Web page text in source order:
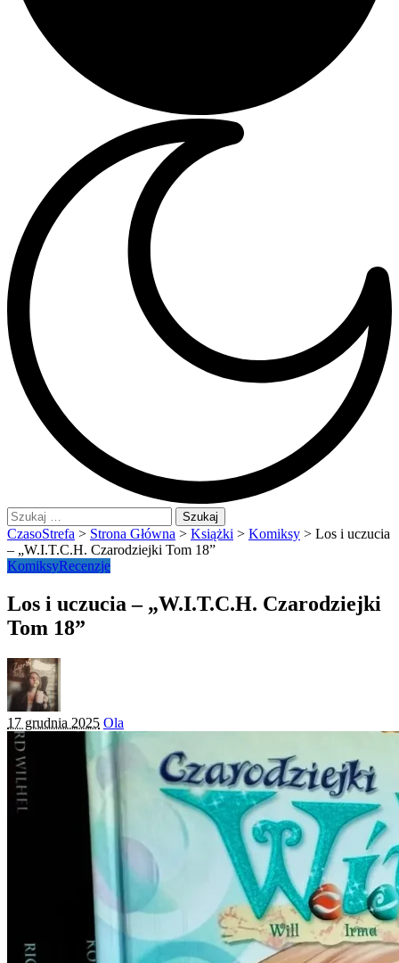
Szukaj:
CzasoStrefa > Strona Główna > Książki > Komiksy > Los i uczucia
– „W.I.T.C.H. Czarodziejki Tom 18”
KomiksyRecenzje
Los i uczucia – „W.I.T.C.H. Czarodziejki
Tom 18”
17 grudnia 2025 Posted
by
Ola